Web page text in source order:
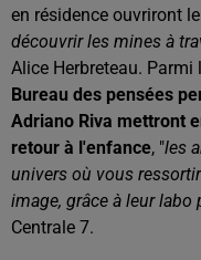
en résidence ouvriront
découvrir les mines à
Alice Herbreteau.
Bureau des pensées
Adriano Riva mettront
retour à l'enfance, "les
univers où vous
image, grâce à leur labo
Centrale 7.